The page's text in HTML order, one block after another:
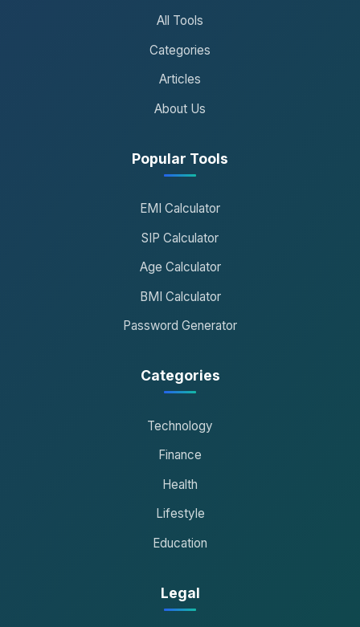
All Tools
Categories
Articles
About Us
Popular Tools
EMI Calculator
SIP Calculator
Age Calculator
BMI Calculator
Password Generator
Categories
Technology
Finance
Health
Lifestyle
Education
Legal